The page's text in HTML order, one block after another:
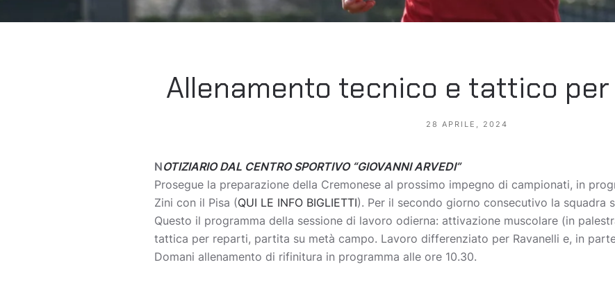
Allenamento tecnico e tattico
28 APRILE, 2024
NOTIZIARIO DAL CENTRO SPORTIVO “GIOVANNI ARVEDI”
Prosegue la preparazione della Cremonese al prossimo impegno di campionati, in
Zini con il Pisa (QUI LE INFO BIGLIETTI). Per il secondo giorno consecutivo la squadra
Questo il programma della sessione di lavoro odierna: attivazione muscolare (in
tattica per reparti, partita su metà campo. Lavoro differenziato per Ravanelli e, in
Domani allenamento di rifinitura in programma alle ore 10.30.